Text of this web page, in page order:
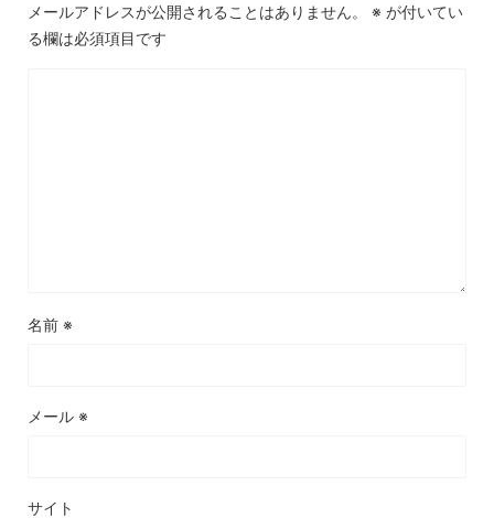
メールアドレスが公開されることはありません。 ※ が付いてい
る欄は必須項目です
名前 ※
メール ※
サイト